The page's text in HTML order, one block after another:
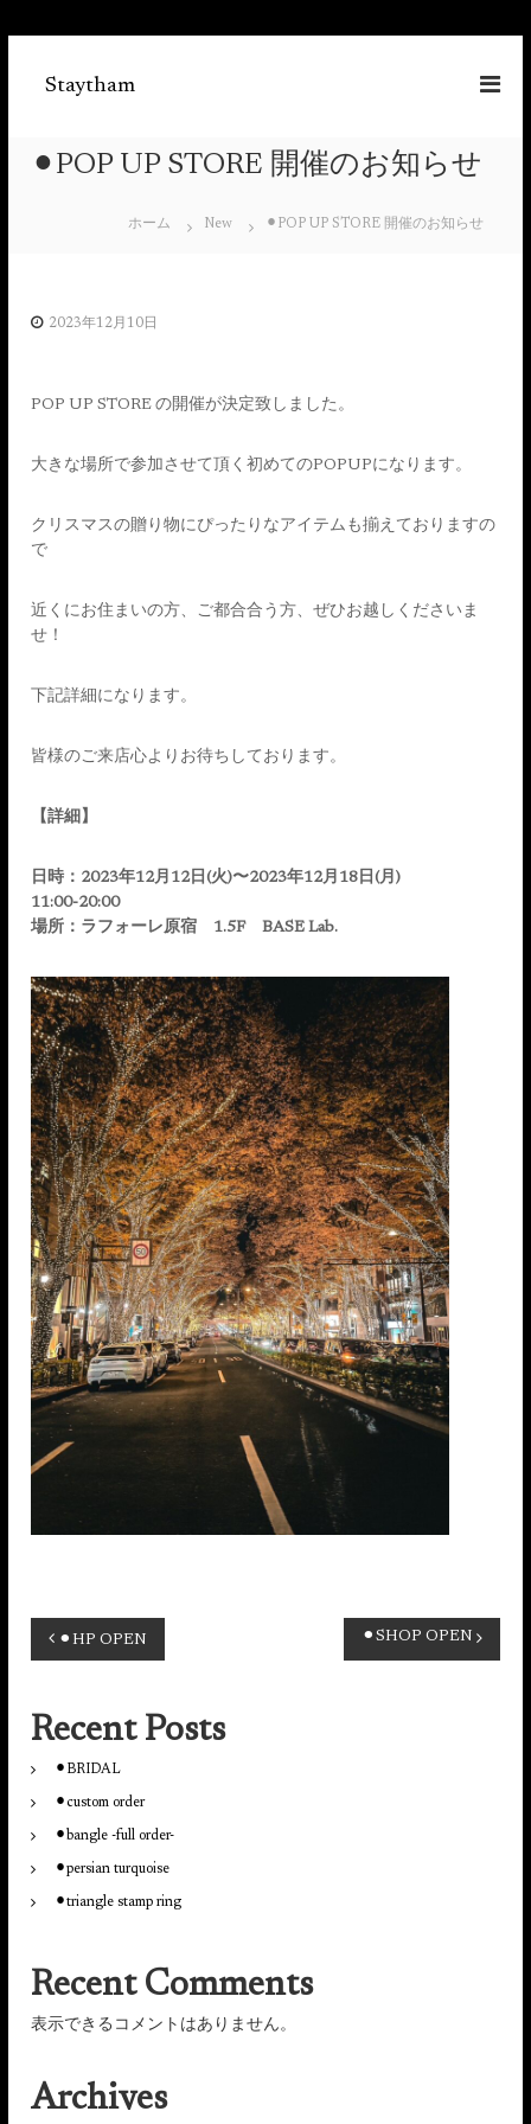
Staytham
⚫︎POP UP STORE 開催のお知らせ
ホーム New ⚫︎POP UP STORE 開催のお知らせ
2023年12月10日
POP UP STORE の開催が決定致しました。
大きな場所で参加させて頂く初めてのPOPUPになります。
クリスマスの贈り物にぴったりなアイテムも揃えておりますの
で
近くにお住まいの方、ご都合合う方、ぜひお越しくださいま
せ！
下記詳細になります。
皆様のご来店心よりお待ちしております。
【詳細】
日時：2023年12月12日(火)〜2023年12月18日(月)
11:00-20:00
場所：ラフォーレ原宿 1.5F BASE Lab.
投
ナ
ビ
ゲ
ー
シ
ョ
⚫︎HP OPEN ⚫︎SHOP OPEN
Recent Posts
⚫︎BRIDAL
⚫︎custom order
⚫︎bangle -full order-
⚫︎persian turquoise
⚫︎triangle stamp ring
Recent Comments
表示できるコメントはありません。
Archives